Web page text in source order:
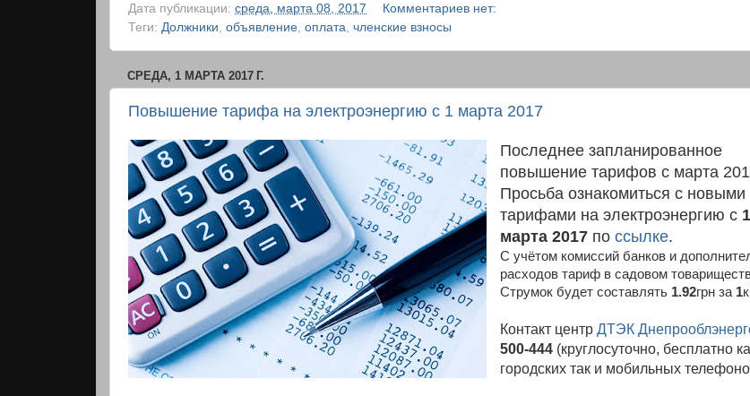
Дата публикации: среда, марта 08, 2017
Комментариев нет:
Теги: Должники объявление оплата членские взносы
СРЕДА, 1 МАРТА 2017 Г.
Повышение тарифа на электроэнергию с 1 марта 2017
Последнее запланированное
повышение тарифов с марта
Просьба ознакомиться с новыми
тарифами на электроэнергию с 1
марта 2017по ссылке.
С учётом комиссий банков и
расходов тариф в садовом
Струмок будет составлять 1.92грн за 1
Контакт центр ДТЭК
500-444(круглосуточно, бесплатно
городских так и мобильных